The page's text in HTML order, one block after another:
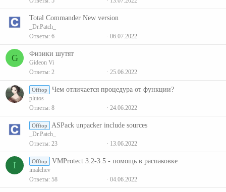
Total Commander New version
_Dr.Patch_
Ответы 6 06.07.2022
G Физики шутят
Gideon Vi
Ответы 2 25.06.2022
Offtop Чем отличается процедура от функции?
plutos
Ответы 8 24.06.2022
Offtop ASPack unpacker include sources
_Dr.Patch_
Ответы 23 13.06.2022
I Offtop VMProtect 3.2-3.5 - помощь в распаковке
imalchev
Ответы 58 04.06.2022